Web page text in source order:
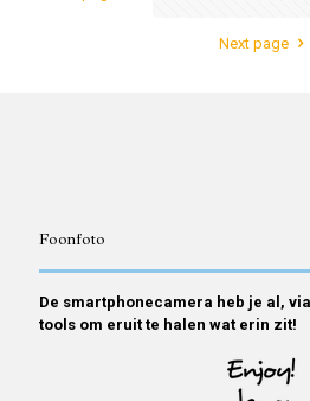
Next page
Foonfoto
De smartphonecamera heb je al,
tools om eruit te halen wat erin zit!